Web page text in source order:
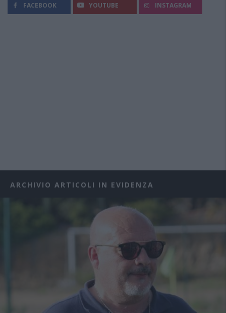
FACEBOOK YOUTUBE INSTAGRAM
ARCHIVIO ARTICOLI IN EVIDENZA